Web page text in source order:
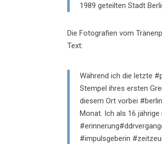
1989 geteilten Stadt
Die Fotografien vom
Text:
Während ich die letzte
Stempel ihres ersten
diesem Ort vorbei
Monat. Ich als 16
#impulsgeberin